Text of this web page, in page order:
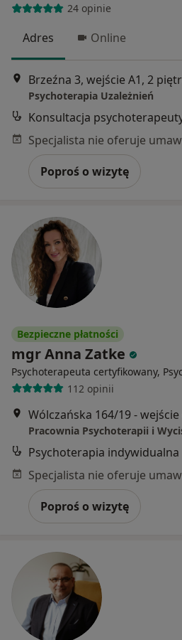
24 opinie
Adres Online
Psychoterapia Uzależnień
Konsultacja
Poproś o wizytę
Bezpieczne płatności
mgr Anna Zatke
Psychoterapeuta certyfikowany,
112 opinii
Pracownia Psychoterapii i
Psychoterapia indywidualna
Poproś o wizytę